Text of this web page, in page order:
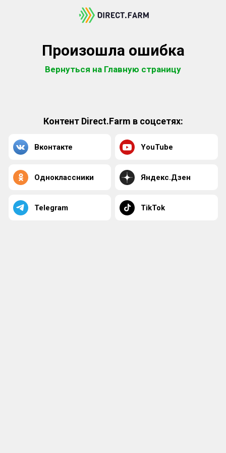
Произошла ошибка
Вернуться на Главную страницу
Контент Direct.Farm в соцсетях:
Вконтакте YouTube
Одноклассники Яндекс.Дзен
Telegram TikTok